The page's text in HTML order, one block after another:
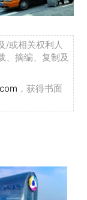
/或相关权利人
、摘编、复制及
，获得书面